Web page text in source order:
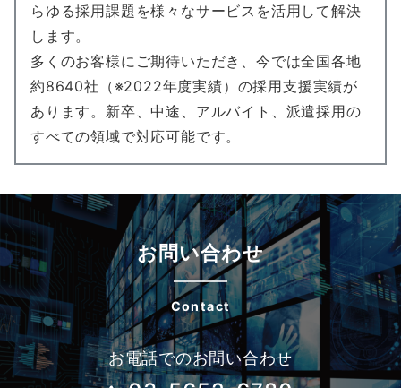
らゆる採用課題を様々なサービスを活用して解決
します。
多くのお客様にご期待いただき、今では全国各地
約8640社（※2022年度実績）の採用支援実績が
あります。新卒、中途、アルバイト、派遣採用の
すべての領域で対応可能です。
お問い合わせ
Contact
お電話でのお問い合わせ